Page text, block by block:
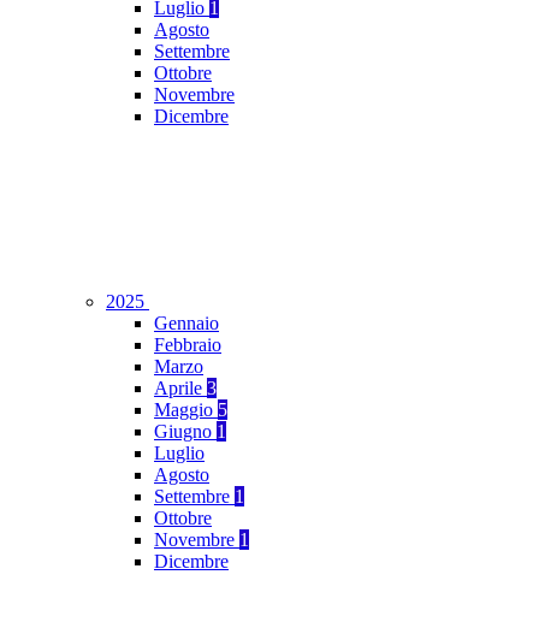
Luglio 1
Agosto
Settembre
Ottobre
Novembre
Dicembre
2025
Gennaio
Febbraio
Marzo
Aprile 3
Maggio 5
Giugno 1
Luglio
Agosto
Settembre 1
Ottobre
Novembre 1
Dicembre